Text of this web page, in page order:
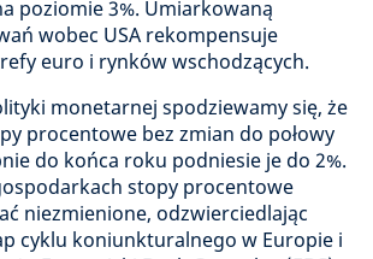
poziomie 3%. Umiarkowaną
wobec USA rekompensuje
euro i rynków wschodzących.
monetarnej spodziewamy się, że
procentowe bez zmian do połowy
do końca roku podniesie je do 2%.
stopy procentowe
niezmienione, odzwierciedlając
cyklu koniunkturalnego w Europie i